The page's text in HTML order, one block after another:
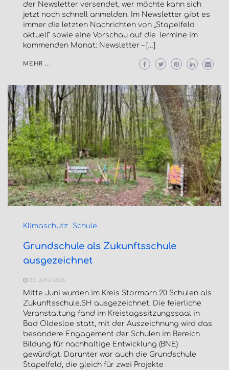
der Newsletter versendet, wer möchte kann sich
jetzt noch schnell anmelden. Im Newsletter gibt es
immer die letzten Nachrichten von „Stapelfeld
aktuell“ sowie eine Vorschau auf die Termine im
kommenden Monat: Newsletter – […]
MEHR ...
Klimaschutz Schule
Grundschule als Zukunftsschule
ausgezeichnet
23. JUNI 2026
Mitte Juni wurden im Kreis Stormarn 20 Schulen als
Zukunftsschule.SH ausgezeichnet. Die feierliche
Veranstaltung fand im Kreistagssitzungssaal in
Bad Oldesloe statt, mit der Auszeichnung wird das
besondere Engagement der Schulen im Bereich
Bildung für nachhaltige Entwicklung (BNE)
gewürdigt. Darunter war auch die Grundschule
Stapelfeld, die gleich für zwei Projekte